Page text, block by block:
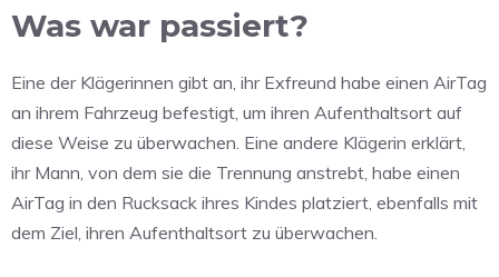
Was war passiert?
Eine der Klägerinnen gibt an, ihr Exfreund habe einen AirTag
an ihrem Fahrzeug befestigt, um ihren Aufenthaltsort auf
diese Weise zu überwachen. Eine andere Klägerin erklärt,
ihr Mann, von dem sie die Trennung anstrebt, habe einen
AirTag in den Rucksack ihres Kindes platziert, ebenfalls mit
dem Ziel, ihren Aufenthaltsort zu überwachen.